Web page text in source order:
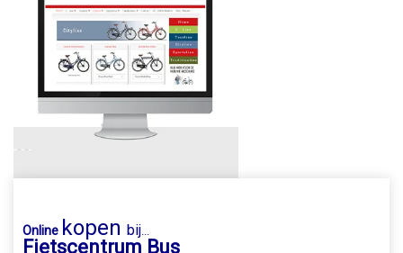
Online kopen bij
Fietscentrum Bus